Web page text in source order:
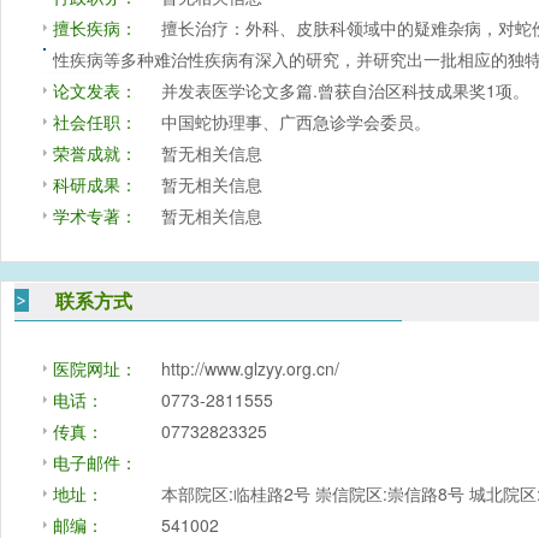
擅长疾病：
擅长治疗：外科、皮肤科领域中的疑难杂病，对
性疾病等多种难治性疾病有深入的研究，并研究出一批相应的独
论文发表：
并发表医学论文多篇.曾获自治区科技成果奖1项。
社会任职：
中国蛇协理事、广西急诊学会委员。
荣誉成就：
暂无相关信息
科研成果：
暂无相关信息
学术专著：
暂无相关信息
联系方式
医院网址：
http://www.glzyy.org.cn/
电话：
0773-2811555
传真：
07732823325
电子邮件：
地址：
本部院区:临桂路2号 崇信院区:崇信路8号 城北院
邮编：
541002